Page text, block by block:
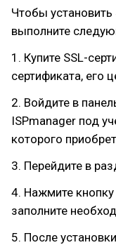
Чтобы установить
выполните
1. Купите SSL-
сертификата, его
2. Войдите в
ISPmanager под
которого
3. Перейдите в
4. Нажмите
заполните
5. После